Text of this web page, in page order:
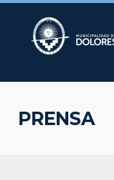
Skip
PRENSA